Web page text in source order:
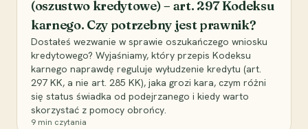
(oszustwo kredytowe) – art. 297 Kodeksu
karnego. Czy potrzebny jest prawnik?
Dostałeś wezwanie w sprawie oszukańczego wniosku
kredytowego? Wyjaśniamy, który przepis Kodeksu
karnego naprawdę reguluje wyłudzenie kredytu (art.
297 KK, a nie art. 285 KK), jaka grozi kara, czym różni
się status świadka od podejrzanego i kiedy warto
skorzystać z pomocy obrońcy.
9 min czytania